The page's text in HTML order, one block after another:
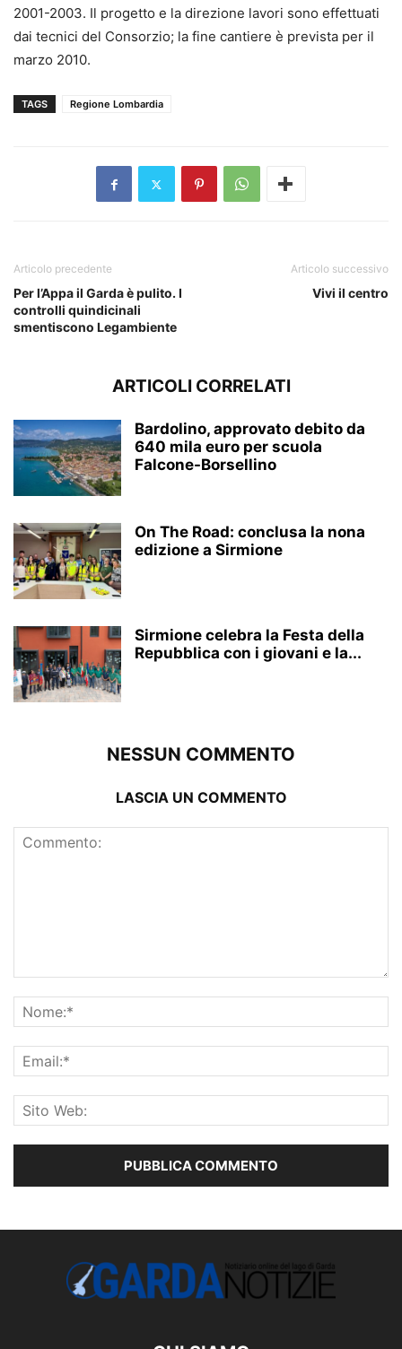
2001-2003. Il progetto e la direzione lavori sono effettuati
dai tecnici del Consorzio; la fine cantiere è prevista per il
marzo 2010.
TAGS Regione Lombardia
Articolo precedente
Per l’Appa il Garda è pulito. I
controlli quindicinali
smentiscono Legambiente
Articolo successivo
Vivi il centro
ARTICOLI CORRELATI
Bardolino, approvato debito da
640 mila euro per scuola
Falcone-Borsellino
On The Road: conclusa la nona
edizione a Sirmione
Sirmione celebra la Festa della
Repubblica con i giovani e la...
NESSUN COMMENTO
LASCIA UN COMMENTO